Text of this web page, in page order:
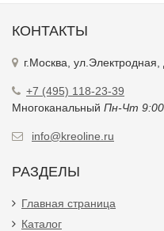
КОНТАКТЫ
г.Москва,
+7 (495) 118-23-39
Многоканальный Пн-Чт
info@kreoline.ru
РАЗДЕЛЫ
Главная страница
Каталог